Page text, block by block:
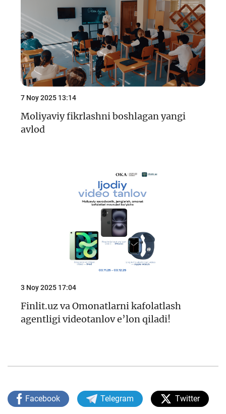
7 Noy 2025 13:14
Moliyaviy fikrlashni boshlagan yangi
avlod
3 Noy 2025 17:04
Finlit.uz va Omonatlarni kafolatlash
agentligi videotanlov e’lon qiladi!
Facebook Telegram Twitter